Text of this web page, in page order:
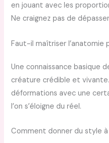
en jouant avec les
Ne craignez pas de
Faut-il maîtriser l’anatomie
Une connaissance basique
créature crédible et
déformations avec une
l’on s’éloigne du réel.
Comment donner du style